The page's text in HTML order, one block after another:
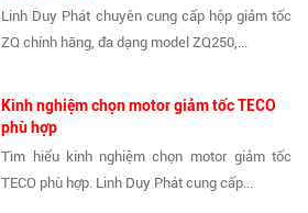
Linh Duy Phát chuyên cung cấp hộp giảm tốc
ZQ chính hãng, đa dạng model ZQ250,...
Kinh nghiệm chọn motor giảm tốc TECO
phù hợp
Tìm hiểu kinh nghiệm chọn motor giảm tốc
TECO phù hợp. Linh Duy Phát cung cấp...